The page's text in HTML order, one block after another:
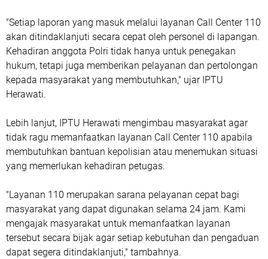
"Setiap laporan yang masuk melalui layanan Call Center 110
akan ditindaklanjuti secara cepat oleh personel di lapangan.
Kehadiran anggota Polri tidak hanya untuk penegakan
hukum, tetapi juga memberikan pelayanan dan pertolongan
kepada masyarakat yang membutuhkan," ujar IPTU
Herawati.
Lebih lanjut, IPTU Herawati mengimbau masyarakat agar
tidak ragu memanfaatkan layanan Call Center 110 apabila
membutuhkan bantuan kepolisian atau menemukan situasi
yang memerlukan kehadiran petugas.
"Layanan 110 merupakan sarana pelayanan cepat bagi
masyarakat yang dapat digunakan selama 24 jam. Kami
mengajak masyarakat untuk memanfaatkan layanan
tersebut secara bijak agar setiap kebutuhan dan pengaduan
dapat segera ditindaklanjuti," tambahnya.